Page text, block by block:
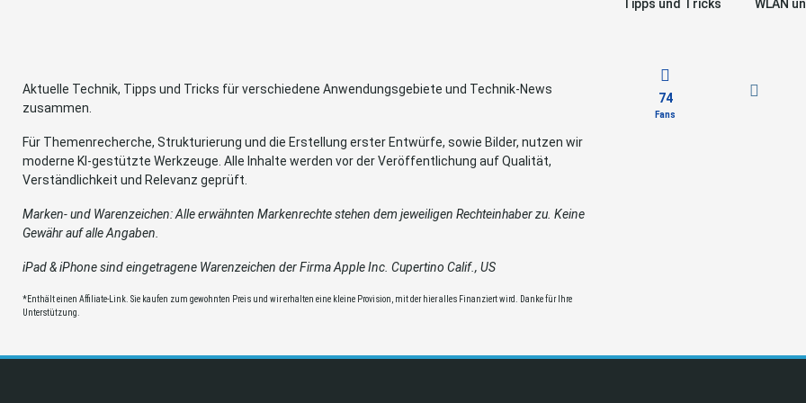
Aktuelle Technik, Tipps und Tricks für verschiedene Anwendungsgebiete und Technik-News
zusammen.
Für Themenrecherche, Strukturierung und die Erstellung erster Entwürfe, sowie Bilder, nutzen wir
moderne KI-gestützte Werkzeuge. Alle Inhalte werden vor der Veröffentlichung auf Qualität,
Verständlichkeit und Relevanz geprüft.
Marken- und Warenzeichen: Alle erwähnten Markenrechte stehen dem jeweiligen Rechteinhaber zu. Keine
Gewähr auf alle Angaben.
iPad & iPhone sind eingetragene Warenzeichen der Firma Apple Inc. Cupertino Calif., US
*Enthält einen Affiliate-Link. Sie kaufen zum gewohnten Preis und wir erhalten eine kleine Provision, mit der hier alles Finanziert wird. Danke für Ihre
Unterstützung.
Tipps und Tricks
WLAN
74
Fans